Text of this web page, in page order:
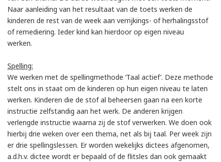
Naar aanleiding van het resultaat van de toets werken de
kinderen de rest van de week aan verrijkings- of herhalingsstof
of remediering. Ieder kind kan hierdoor op eigen niveau
werken.
Spelling:
We werken met de spellingmethode ‘Taal actief’. Deze methode
stelt ons in staat om de kinderen op hun eigen niveau te laten
werken. Kinderen die de stof al beheersen gaan na een korte
instructie zelfstandig aan het werk. De anderen krijgen
verlengde instructie waarna zij de stof verwerken. We doen ook
hierbij drie weken over een thema, net als bij taal. Per week zijn
er drie spellingslessen. Er worden wekelijks dictees afgenomen,
a.d.h.v. dictee wordt er bepaald of de flitsles dan ook gemaakt